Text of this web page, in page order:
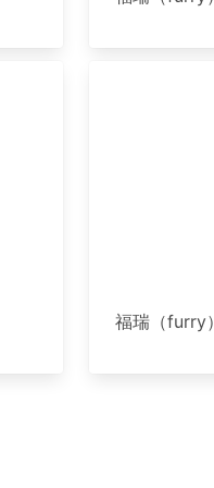
福瑞（furry）